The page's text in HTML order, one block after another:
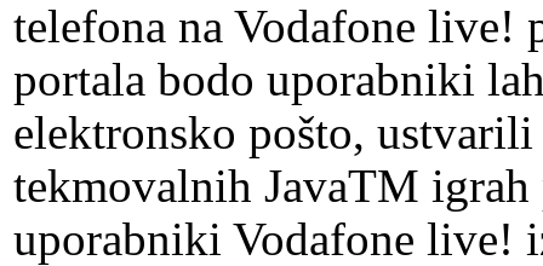
telefona na Vodafone live!
portala bodo uporabniki
elektronsko pošto,
tekmovalnih JavaTM
uporabniki Vodafone live!